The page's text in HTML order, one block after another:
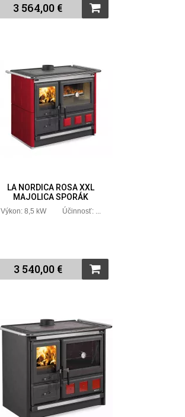
3 564,00 €
LA NORDICA ROSA XXL
MAJOLICA SPORÁK
Výkon: 8,5 kW Účinnosť: ...
3 540,00 €